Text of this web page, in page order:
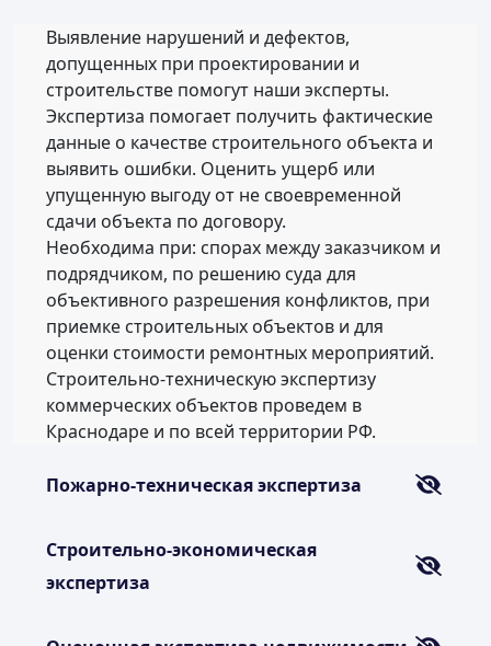
Выявление нарушений и дефектов,
допущенных при проектировании и
строительстве помогут наши эксперты.
Экспертиза помогает получить фактические
данные о качестве строительного объекта и
выявить ошибки. Оценить ущерб или
упущенную выгоду от не своевременной
сдачи объекта по договору.
Необходима при: спорах между заказчиком и
подрядчиком, по решению суда для
объективного разрешения конфликтов, при
приемке строительных объектов и для
оценки стоимости ремонтных мероприятий.
Строительно-техническую экспертизу
коммерческих объектов проведем в
Краснодаре и по всей территории РФ.
Пожарно-техническая экспертиза
Строительно-экономическая
экспертиза